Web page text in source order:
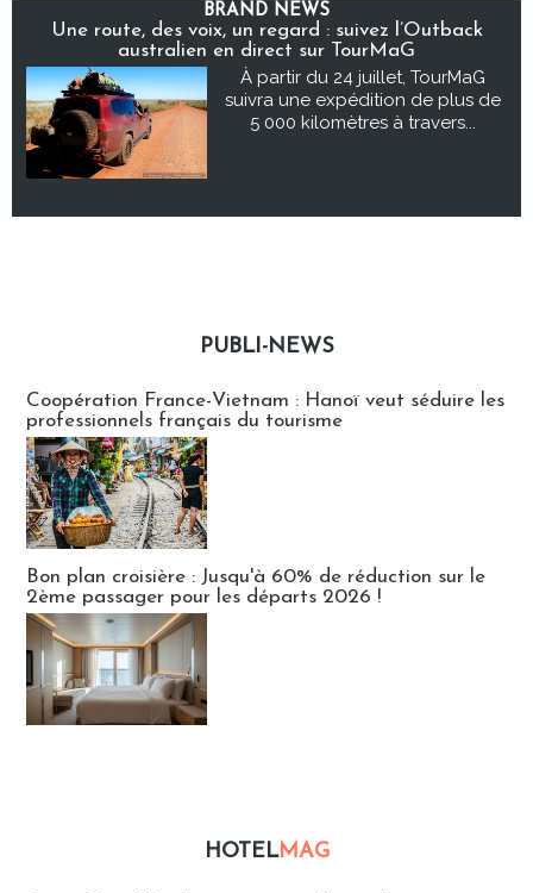
BRAND NEWS
Une route, des voix, un regard : suivez l’Outback
australien en direct sur TourMaG
À partir du 24 juillet, TourMaG
suivra une expédition de plus de
5 000 kilomètres à travers...
PUBLI-NEWS
Coopération France-Vietnam : Hanoï veut séduire les
professionnels français du tourisme
Bon plan croisière : Jusqu'à 60% de réduction sur le
2ème passager pour les départs 2026 !
HOTELMAG